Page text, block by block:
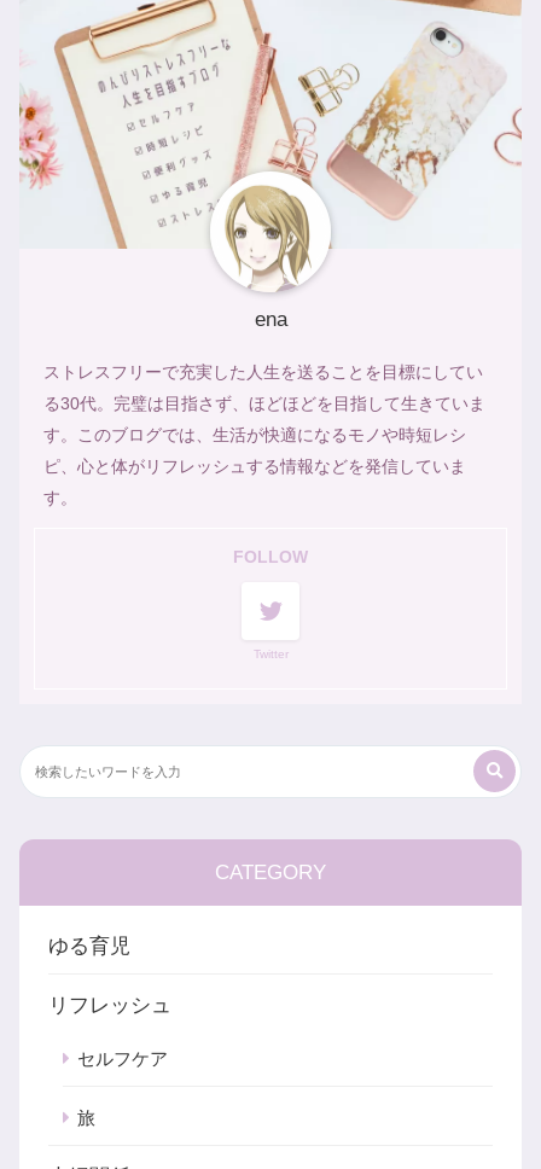
ena
ストレスフリーで充実した人生を送ることを目標にしてい
る30代。完璧は目指さず、ほどほどを目指して生きていま
す。このブログでは、生活が快適になるモノや時短レシ
ピ、心と体がリフレッシュする情報などを発信していま
す。
FOLLOW
Twitter
CATEGORY
ゆる育児
リフレッシュ
セルフケア
旅